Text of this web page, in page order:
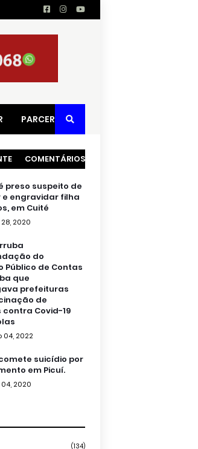
PARCERIAS
COMENTÁRIOS
preso suspeito de
engravidar filha
em Cuité
2020
do
Público de Contas
que
prefeituras
de
Covid-19
04, 2022
suicídio por
em Picuí.
2020
(134)